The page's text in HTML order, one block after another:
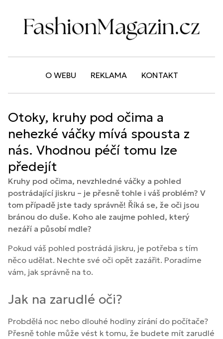
O WEBU REKLAMA KONTAKT
Otoky, kruhy pod očima a
nehezké váčky mívá spousta z
nás. Vhodnou péčí tomu lze
předejít
Kruhy pod očima, nevzhledné váčky a pohled
postrádající jiskru – je přesně tohle i váš problém? V
tom případě jste tady správně! Říká se, že oči jsou
bránou do duše. Koho ale zaujme pohled, který
nezáří a působí mdle?
Pokud váš pohled postrádá jiskru, je potřeba s tím
něco udělat. Nechte své oči opět zazářit. Poradíme
vám, jak správně na to.
Jak na zarudlé oči?
Probdělá noc nebo dlouhé hodiny zírání do počítače?
Přesně tohle může vést k tomu, že budete mít zarudlé